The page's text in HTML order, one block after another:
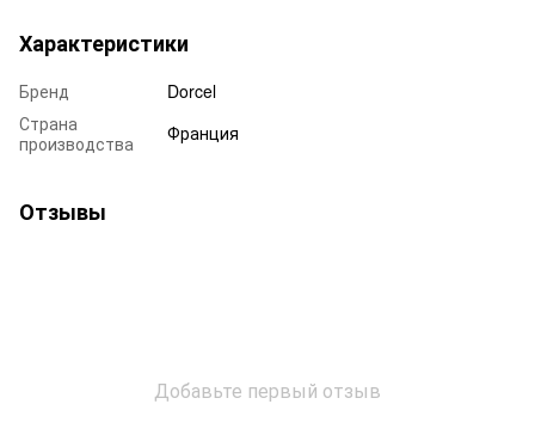
Характеристики
Бренд
Dorcel
Страна
производства
Франция
Отзывы
Добавьте первый отзыв